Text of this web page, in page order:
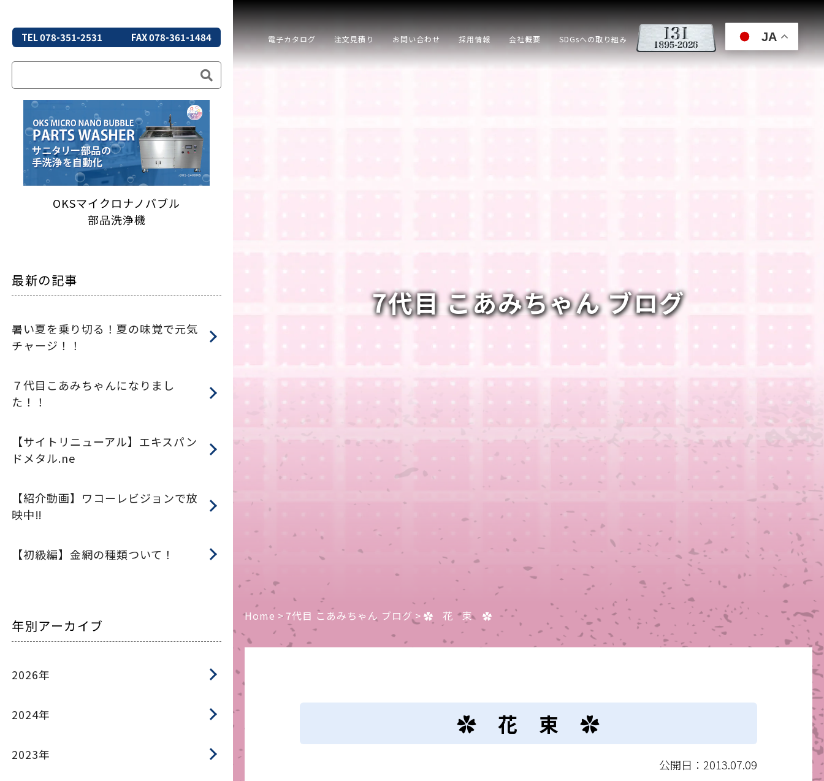
TEL 078-351-2531 FAX 078-361-1484
OKSマイクロナノバブル
部品洗浄機
最新の記事
暑い夏を乗り切る！夏の味覚で元気
チャージ！！
７代目こあみちゃんになりまし
た！！
【サイトリニューアル】エキスパン
ドメタル.ne
【紹介動画】ワコーレビジョンで放
映中‼
【初級編】金網の種類ついて！
年別アーカイブ
2026年
2024年
2023年
7代目 こあみちゃん ブログ
電子カタログ 注文見積り お問い合わせ 採用情報 会社概要 SDGsへの取り組み JA
Home >7代目 こあみちゃん ブログ > ✿ 花 束 ✿
✿ 花 束 ✿
公開日：2013.07.09